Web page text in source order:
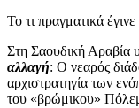
Το τι πραγματικά
Στη Σαουδική Αραβία
αλλαγή: Ο νεαρός
αρχιστρατηγία των
του «βρώμικου»